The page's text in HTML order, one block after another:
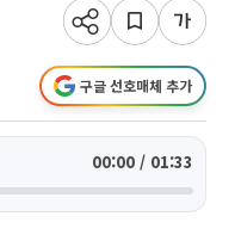
구글 선호매체 추가
00:00 / 01:33